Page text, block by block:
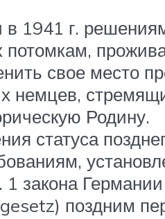
1941 г.
потомкам,
свое место
немцев,
Родину.
статуса
1 закона
поздним